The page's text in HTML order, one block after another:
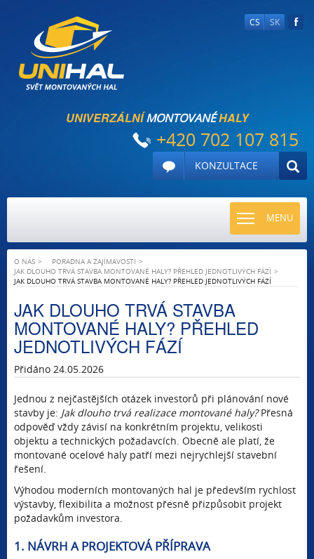
CS SK
UNIVERZÁLNÍMONTOVANÉHALY
+420 702 107 815
KONZULTACE
MENU
TOGGLE
O NÁS
PORADNA A ZAJÍMAVOSTI
JAK DLOUHO TRVÁ STAVBA MONTOVANÉ HALY? PŘEHLED JEDNOTLIVÝCH FÁZÍ
JAK DLOUHO TRVÁ STAVBA MONTOVANÉ HALY? PŘEHLED JEDNOTLIVÝCH FÁZÍ
JAK DLOUHO TRVÁ STAVBA
MONTOVANÉ HALY? PŘEHLED
JEDNOTLIVÝCH FÁZÍ
Přidáno 24.05.2026
Jednou z nejčastějších otázek investorů při plánování nové
stavby je: Jak dlouho trvá realizace montované haly?Přesná
odpověď vždy závisí na konkrétním projektu, velikosti
objektu a technických požadavcích. Obecně ale platí, že
montované ocelové haly patří mezi nejrychlejší stavební
řešení.
Výhodou moderních montovaných hal je především rychlost
výstavby, flexibilita a možnost přesně přizpůsobit projekt
požadavkům investora.
1. NÁVRH A PROJEKTOVÁ PŘÍPRAVA